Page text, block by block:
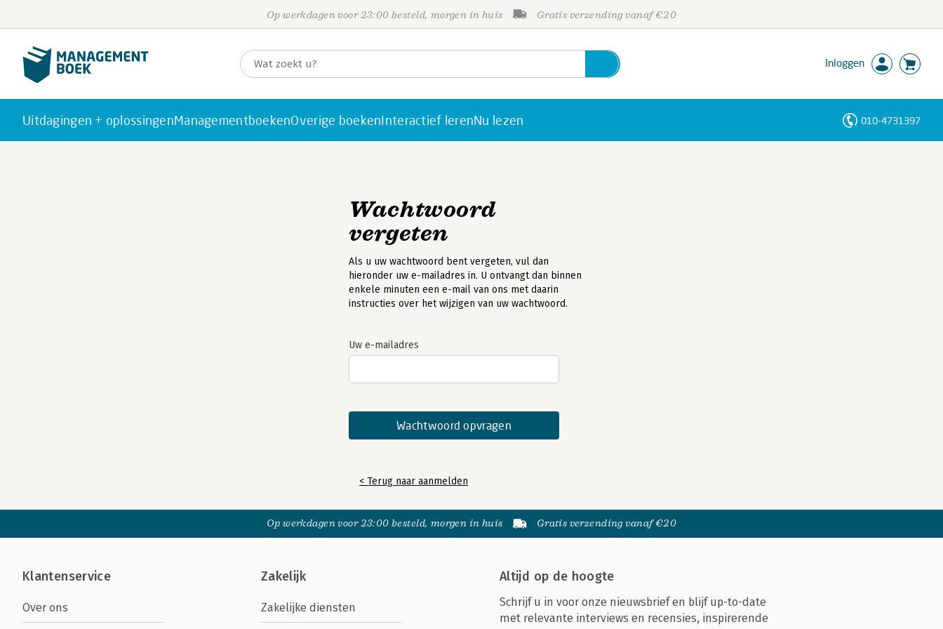
Op werkdagen voor 23:00 besteld, morgen in huis Gratis verzending vanaf €20
Inloggen
Uitdagingen + oplossingenManagementboekenOverige boekenInteractief lerenNu lezen 010-4731397
Wachtwoord
vergeten
Als u uw wachtwoord bent vergeten, vul dan
hieronder uw e-mailadres in. U ontvangt dan binnen
enkele minuten een e-mail van ons met daarin
instructies over het wijzigen van uw wachtwoord.
Uw e-mailadres
< Terug naar aanmelden
Op werkdagen voor 23:00 besteld, morgen in huis Gratis verzending vanaf €20
Klantenservice
Over ons
Zakelijk
Zakelijke diensten
Altijd op de hoogte
Schrijf u in voor onze nieuwsbrief en blijf up-to-date
met relevante interviews en recensies, inspirerende
Personen